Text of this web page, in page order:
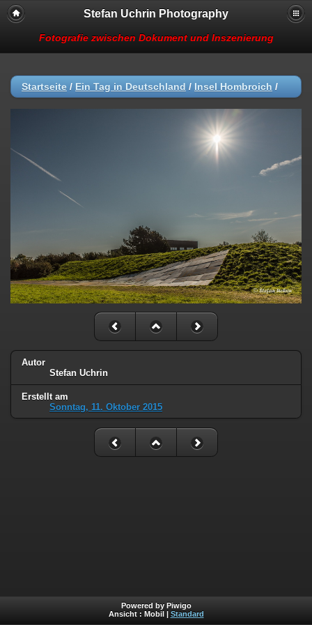
Stefan Uchrin Photography
Fotografie zwischen Dokument und Inszenierung
Startseite / Ein Tag in Deutschland / Insel Hombroich /
Autor
Stefan Uchrin
Erstellt am
Sonntag, 11. Oktober 2015
Powered by Piwigo
Ansicht : Mobil Standard